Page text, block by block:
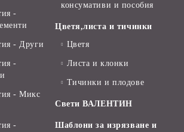
-
- Други
-
- Микс
-
консумативи и пособия
Цветя,листа и тичинки
Цветя
Листа и клонки
Тичинки и плодове
Свети ВАЛЕНТИН
Шаблони за изрязване и